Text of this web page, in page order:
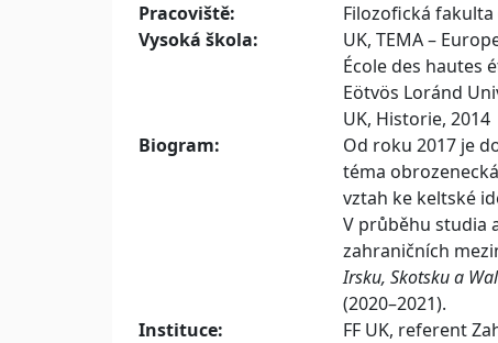
Pracoviště:
Filozofická fakulta
Vysoká škola:
UK, TEMA –
École des hautes
Eötvös Loránd
UK, Historie, 2014
Biogram:
Od roku 2017 je
téma
vztah ke keltské
V průběhu studia
zahraničních
Irsku, Skotsku a
(2020–2021).
Instituce:
FF UK, referent